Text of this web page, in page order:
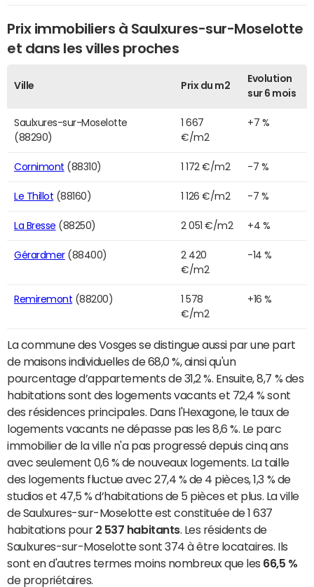
Prix immobiliers à Saulxures-sur-Moselotte
et dans les villes proches
Ville Prix du m2
Evolution
sur 6 mois
Saulxures-sur-Moselotte
(88290)
1 667
€/m2
+7 %
Cornimont (88310) 1 172 €/m2 -7 %
Le Thillot (88160) 1 126 €/m2 -7 %
La Bresse (88250) 2 051 €/m2 +4 %
Gérardmer(88400)
2 420
€/m2
-14 %
Remiremont (88200)
1 578
€/m2
+16 %
La commune des Vosges se distingue aussi par une part
de maisons individuelles de 68,0 %, ainsi qu'un
pourcentage d’appartements de 31,2 %. Ensuite, 8,7 % des
habitations sont des logements vacants et 72,4 % sont
des résidences principales. Dans l'Hexagone, le taux de
logements vacants ne dépasse pas les 8,6 %. Le parc
immobilier de la ville n'a pas progressé depuis cinq ans
avec seulement 0,6 % de nouveaux logements. La taille
des logements fluctue avec 27,4 % de 4 pièces, 1,3 % de
studios et 47,5 % d’habitations de 5 pièces et plus. La ville
de Saulxures-sur-Moselotte est constituée de 1 637
habitations pour 2 537 habitants. Les résidents de
Saulxures-sur-Moselotte sont 374 à être locataires. Ils
sont en d'autres termes moins nombreux que les 66,5 %
de propriétaires.